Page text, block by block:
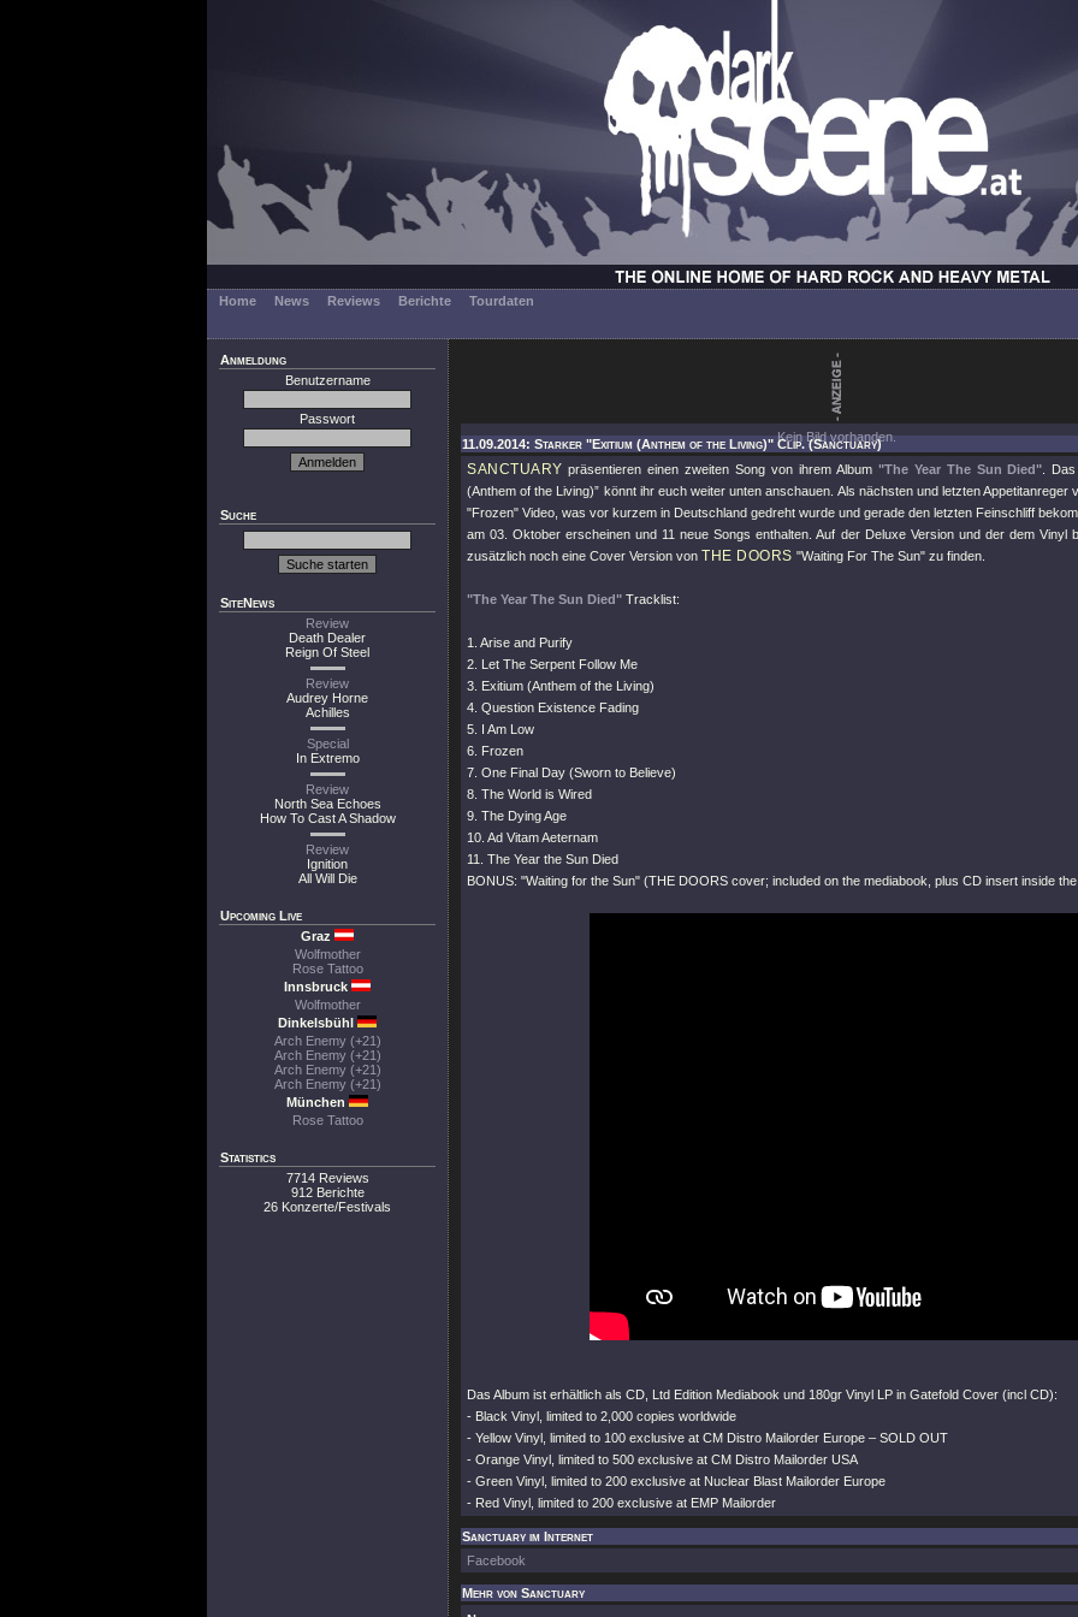
Home News Reviews Berichte Tourdaten
Anmeldung
Benutzername
Passwort
Suche
SiteNews
Review
Death Dealer
Reign Of Steel
Review
Audrey Horne
Achilles
Special
In Extremo
Review
North Sea Echoes
How To Cast A Shadow
Review
Ignition
All Will Die
Upcoming Live
Graz
Wolfmother
Rose Tattoo
Innsbruck
Wolfmother
Dinkelsbühl
Arch Enemy (+21)
Arch Enemy (+21)
Arch Enemy (+21)
Arch Enemy (+21)
München
Rose Tattoo
Statistics
7714 Reviews
912 Berichte
26 Konzerte/Festivals
Kein Bild vorhanden.
11.09.2014: Starker "Exitium (Anthem of the Living)" Clip. (Sanctuary)
SANCTUARY präsentieren einen zweiten Song von ihrem Album "The Year The Sun Died" .
(Anthem of the Living)” könnt ihr euch weiter unten anschauen. Als nächsten und letzten Appetitanreger
"Frozen" Video, was vor kurzem in Deutschland gedreht wurde und gerade den letzten Feinschliff
am 03. Oktober erscheinen und 11 neue Songs enthalten. Auf der Deluxe Version und der dem Vinyl
zusätzlich noch eine Cover Version von THE DOORS "Waiting For The Sun" zu finden.
"The Year The Sun Died" Tracklist:
1. Arise and Purify
2. Let The Serpent Follow Me
3. Exitium (Anthem of the Living)
4. Question Existence Fading
5. I Am Low
6. Frozen
7. One Final Day (Sworn to Believe)
8. The World is Wired
9. The Dying Age
10. Ad Vitam Aeternam
11. The Year the Sun Died
BONUS: "Waiting for the Sun" (THE DOORS cover; included on the mediabook, plus CD insert inside
Das Album ist erhältlich als CD, Ltd Edition Mediabook und 180gr Vinyl LP in Gatefold Cover (incl CD):
- Black Vinyl, limited to 2,000 copies worldwide
- Yellow Vinyl, limited to 100 exclusive at CM Distro Mailorder Europe – SOLD OUT
- Orange Vinyl, limited to 500 exclusive at CM Distro Mailorder USA
- Green Vinyl, limited to 200 exclusive at Nuclear Blast Mailorder Europe
- Red Vinyl, limited to 200 exclusive at EMP Mailorder
Sanctuary im Internet
Facebook
Mehr von Sanctuary